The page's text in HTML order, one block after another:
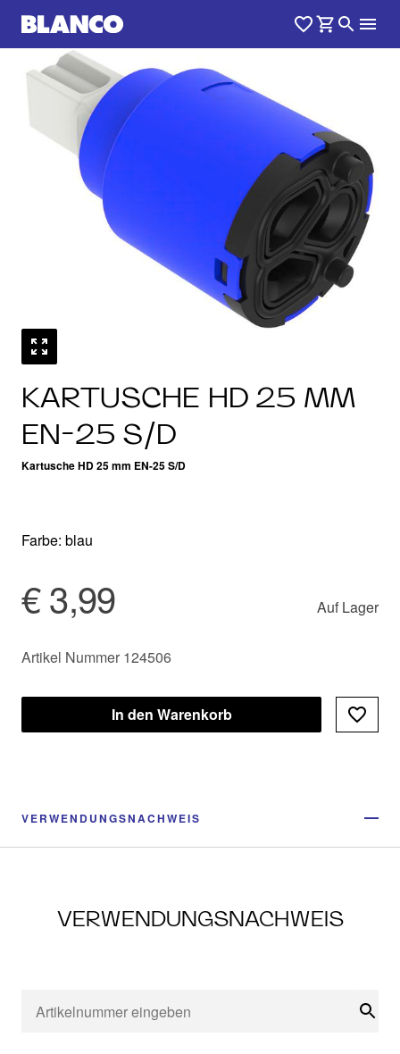
KARTUSCHE HD 25 MM
EN-25 S/D
Kartusche HD 25 mm EN-25 S/D
Farbe: blau
€ 3,99 Auf Lager
Artikel Nummer 124506
In den Warenkorb
VERWENDUNGSNACHWEIS
VERWENDUNGSNACHWEIS